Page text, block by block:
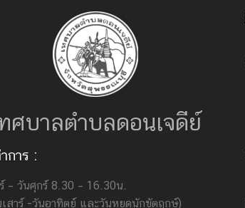
ศบาลตำบลดอนเจดีย์
การ :
– วันศุกร์ 8.30 – 16.30น.
สาร์ -วันอาทิตย์ และวันหยุดนักขัตฤกษ์)